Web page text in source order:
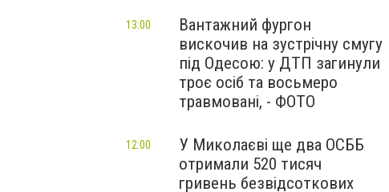
Вантажний фургон
вискочив на зустрічну смугу
під Одесою: у ДТП загинули
троє осіб та восьмеро
травмовані, - ФОТО
13:00
У Миколаєві ще два ОСББ
отримали 520 тисяч
гривень безвідсоткових
12:00